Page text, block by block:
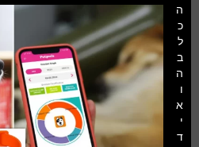
ה
כ
ל
ב
ה
ו
א
י
ד